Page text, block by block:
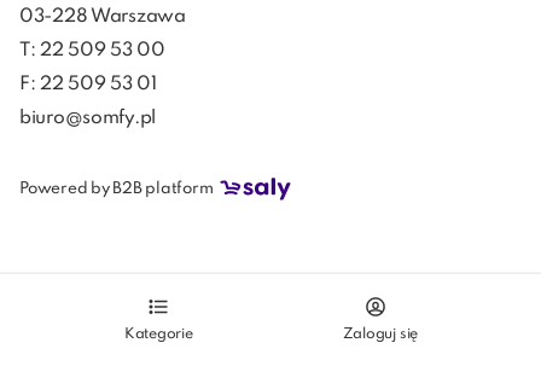
Kategorie Zaloguj się
03-228 Warszawa
T: 22 509 53 00
F: 22 509 53 01
biuro@somfy.pl
Powered by B2B platform